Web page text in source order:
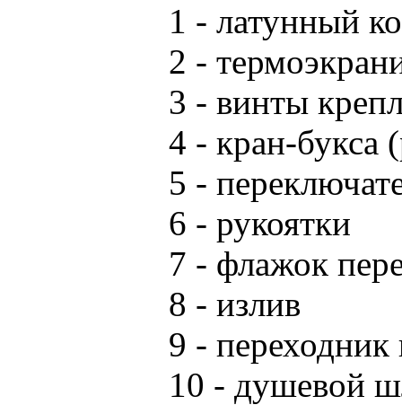
1 - латунный
2 -
3 - винты
4 - кран-букса
5 -
6 - рукоятки
7 - флажок
8 - излив
9 -
10 - душевой